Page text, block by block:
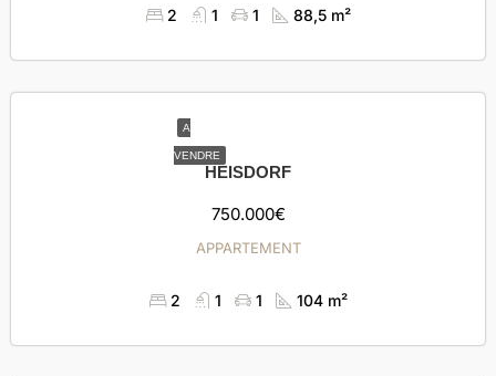
2 1 1 88,5 m²
A
VENDRE
HEISDORF
750.000€
APPARTEMENT
2 1 1 104 m²